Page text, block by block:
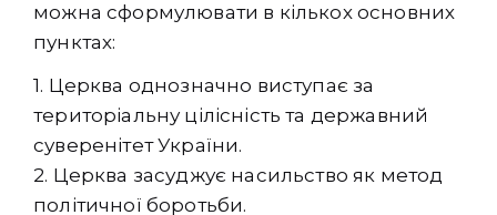
можна сформулювати в кількох основних
пунктах:
1. Церква однозначно виступає за
територіальну цілісність та державний
суверенітет України.
2. Церква засуджує насильство як метод
політичної боротьби.